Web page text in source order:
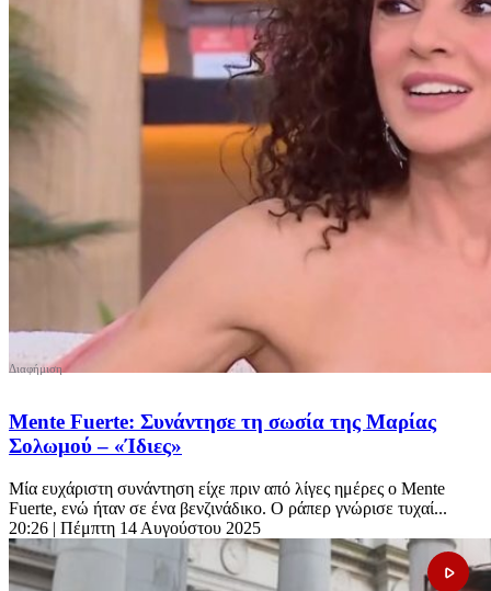
Mente Fuerte: Συνάντησε τη σωσία της Μαρίας
Σολωμού – «Ίδιες»
Μία ευχάριστη συνάντηση είχε πριν από λίγες ημέρες ο Mente
Fuerte, ενώ ήταν σε ένα βενζινάδικο. Ο ράπερ γνώρισε τυχαί...
20:26 | Πέμπτη 14 Αυγούστου 2025